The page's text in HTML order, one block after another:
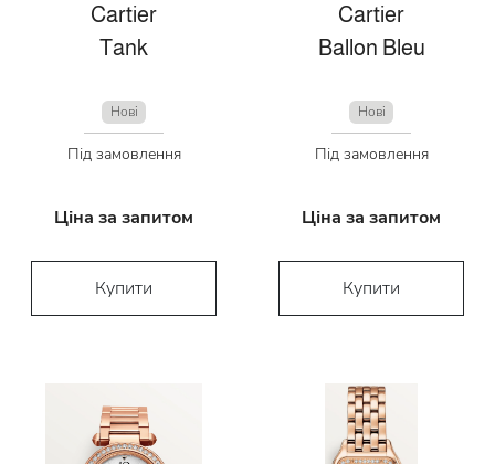
Cartier
Tank
Нові
Під замовлення
Ціна за запитом
Купити
Cartier
Ballon Bleu
Нові
Під замовлення
Ціна за запитом
Купити